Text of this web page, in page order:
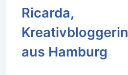
Ricarda,
Kreativbloggerin
aus Hamburg